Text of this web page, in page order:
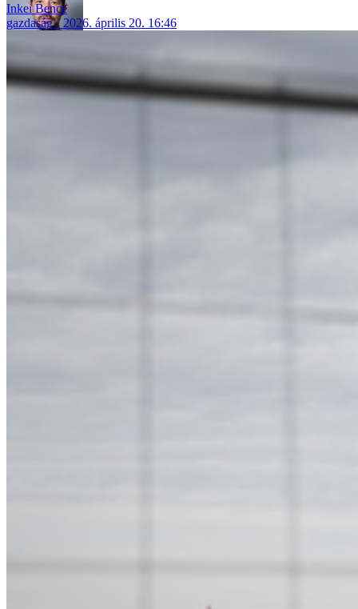
Inkei Bence
gazdaság
2026. április 20. 16:46